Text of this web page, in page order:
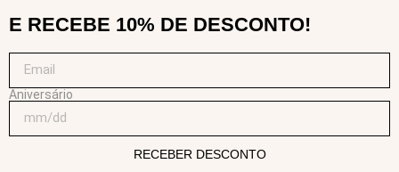
E RECEBE 10% DE DESCONTO!
Aniversário
RECEBER DESCONTO